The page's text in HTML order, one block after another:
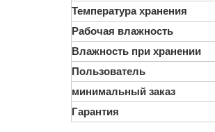
Температура хранения
Рабочая влажность
Влажность при хранении
Пользователь
минимальный заказ
Гарантия